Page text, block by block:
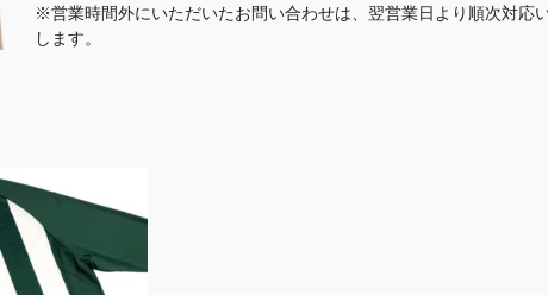
※営業時間外にいただいたお問い合わせは、翌営業日より順次対応
します。